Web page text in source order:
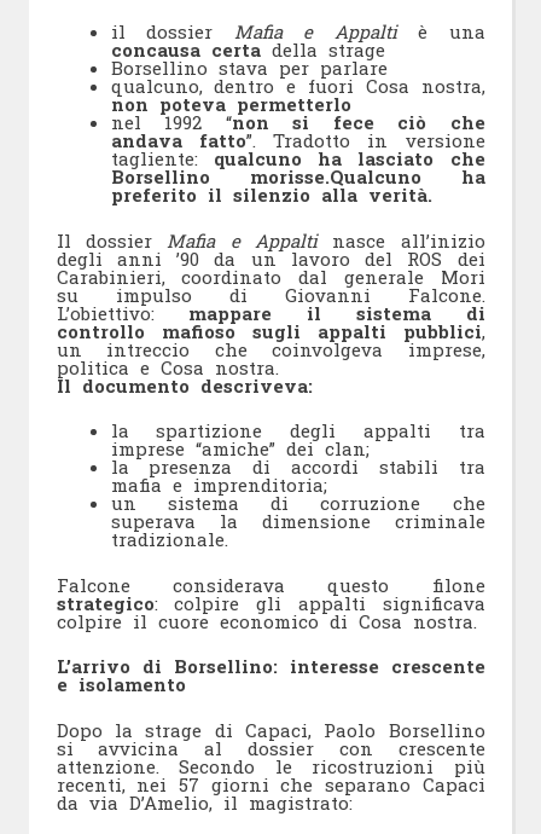
il dossier Mafia e Appaltiè una
concausa certadella strage
Borsellino stava per parlare
qualcuno, dentro e fuori Cosa nostra,
non poteva permetterlo
nel 1992 “non si fece ciò che
andava fatto”. Tradotto in versione
tagliente: qualcuno ha lasciato che
Borsellino morisse.Qualcuno ha
preferito il silenzio alla verità.
Il dossier Mafia e Appaltinasce all’inizio
degli anni ’90 da un lavoro del ROS dei
Carabinieri, coordinato dal generale Mori
su impulso di Giovanni Falcone.
L’obiettivo: mappare il sistema di
controllo mafioso sugli appalti pubblici,
un intreccio che coinvolgeva imprese,
politica e Cosa nostra.
Il documento descriveva:
la spartizione degli appalti tra
imprese “amiche” dei clan;
la presenza di accordi stabili tra
mafia e imprenditoria;
un sistema di corruzione che
superava la dimensione criminale
tradizionale.
Falcone considerava questo filone
strategico: colpire gli appalti significava
colpire il cuore economico di Cosa nostra.
L’arrivo di Borsellino: interesse crescente
e isolamento
Dopo la strage di Capaci, Paolo Borsellino
si avvicina al dossier con crescente
attenzione. Secondo le ricostruzioni più
recenti, nei 57 giorni che separano Capaci
da via D’Amelio, il magistrato: